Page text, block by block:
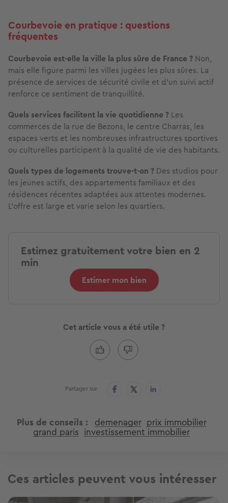
Courbevoie en pratique : questions
fréquentes
Courbevoie est-elle la ville la plus sûre de France ? Non,
mais elle figure parmi les villes jugées les plus sûres. La
présence de services de sécurité civile et d’un suivi actif
renforce ce sentiment de tranquillité.
Quels services facilitent la vie quotidienne ? Les
commerces de la rue de Bezons, le centre Charras, les
espaces verts et les nombreuses infrastructures sportives
ou culturelles participent à la qualité de vie des habitants.
Quels types de logements trouve-t-on ? Des studios pour
les jeunes actifs, des appartements familiaux et des
résidences récentes adaptées aux attentes modernes.
L'offre est large et varie selon les quartiers.
Estimez gratuitement votre bien en 2
min
Estimer mon bien
Cet article vous a été utile ?
Partager sur
Plus de conseils demenager prix immobilier
grand paris investissement immobilier
Ces articles peuvent vous intéresser